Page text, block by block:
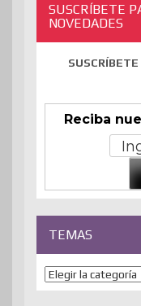
SUSCRÍBETE
NOVEDADES
Reciba
TEMAS
Temas